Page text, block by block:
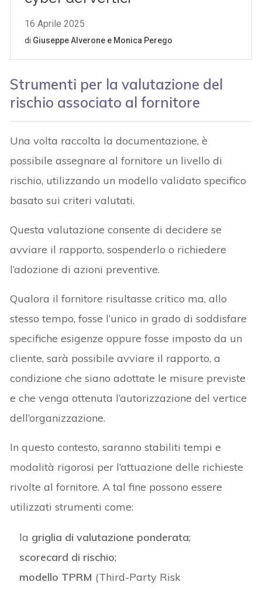
Strumenti per la valutazione del
rischio associato al fornitore
Una volta raccolta la documentazione, è
possibile assegnare al fornitore un livello di
rischio, utilizzando un modello validato specifico
basato sui criteri valutati.
Questa valutazione consente di decidere se
avviare il rapporto, sospenderlo o richiedere
l’adozione di azioni preventive.
Qualora il fornitore risultasse critico ma, allo
stesso tempo, fosse l’unico in grado di soddisfare
specifiche esigenze oppure fosse imposto da un
cliente, sarà possibile avviare il rapporto, a
condizione che siano adottate le misure previste
e che venga ottenuta l’autorizzazione del vertice
dell’organizzazione.
In questo contesto, saranno stabiliti tempi e
modalità rigorosi per l’attuazione delle richieste
rivolte al fornitore. A tal fine possono essere
utilizzati strumenti come:
la griglia di valutazione ponderata;
scorecard di rischio;
modello TPRM (Third-Party Risk